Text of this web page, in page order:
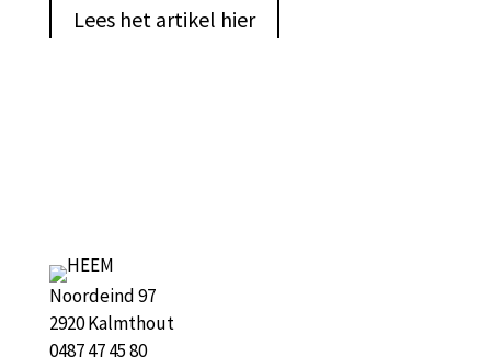
Lees het artikel hier
Noordeind 97
2920 Kalmthout
0487 47 45 80